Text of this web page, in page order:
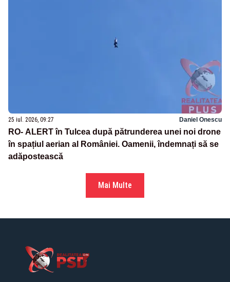
25 iul. 2026, 09:27 Daniel Onescu
RO- ALERT în Tulcea după pătrunderea unei noi drone
în spațiul aerian al României. Oamenii, îndemnați să se
adăpostească
Mai Multe